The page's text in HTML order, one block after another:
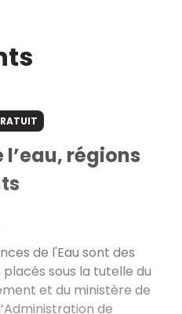
l’eau, régions
de l'Eau sont des
sous la tutelle du
et du ministère de
de